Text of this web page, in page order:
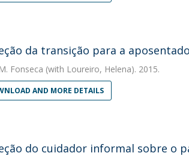
da transição para a
Fonseca (with Loureiro, Helena). 2015.
AND MORE DETAILS
do cuidador informal sobre o